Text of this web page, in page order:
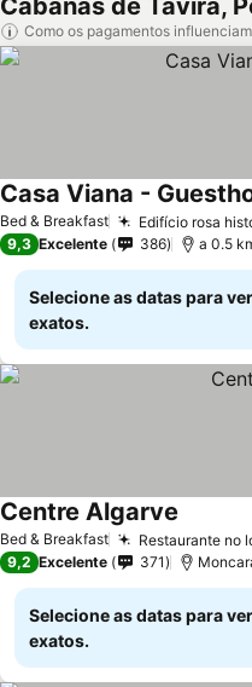
Cabanas de Tavira,
Como os pagamentos
Bed & Breakfast Edifício rosa
Casa Viana -
9,3 Excelente 386 a 0.5
Selecione as datas para
exatos.
Bed & Breakfast Restaurante no
Centre Algarve
9,2 Excelente 371
Selecione as datas para
exatos.